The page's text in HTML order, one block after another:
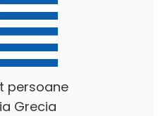
persoane
Grecia